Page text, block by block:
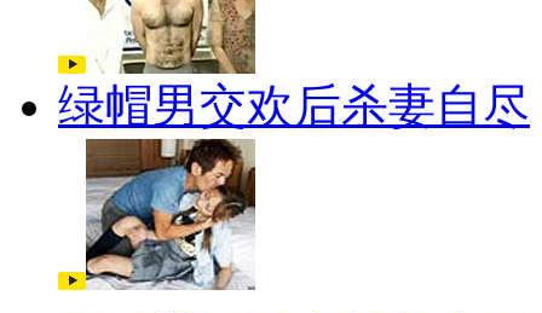
绿帽男交欢后杀妻自尽